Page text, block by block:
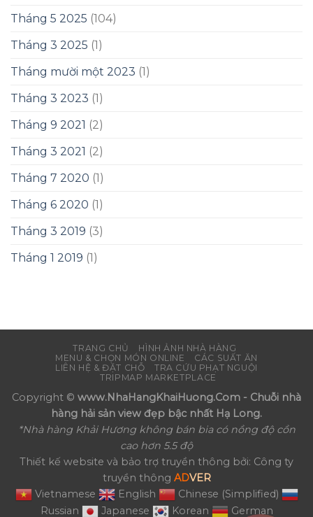
Tháng 5 2025 (104)
Tháng 3 2025 (1)
Tháng mười một 2023 (1)
Tháng 3 2023 (1)
Tháng 9 2021 (2)
Tháng 3 2021 (2)
Tháng 7 2020 (1)
Tháng 6 2020 (1)
Tháng 3 2019 (3)
Tháng 1 2019 (1)
TRANG CHỦ
HÌNH ẢNH NHÀ HÀNG
MENU & CHỌN MÓN ONLINE
CÁC SUẤT ĂN
LIÊN HỆ & ĐẶT CHỖ
TRA CỨU PHẠT NGUỘI
TRIPMAP MARKETPLACE
Copyright © www.NhaHangKhaiHuong.Com - Chuỗi nhà
hàng hải sản view đẹp bậc nhất Hạ Long.
*Nhà hàng Khải Hương không bán bia có nồng độ cồn
cao hơn 5.5 độ
Thiết kế website và bảo trợ truyền thông bởi: Công ty
truyền thông ADVER
Vietnamese
English
Chinese (Simplified)
Russian
Japanese Korean German